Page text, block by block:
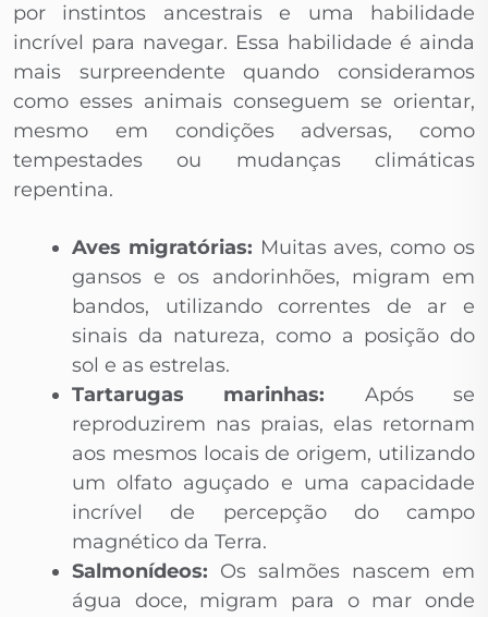
por instintos ancestrais e uma habilidade
incrível para navegar. Essa habilidade é ainda
mais surpreendente quando consideramos
como esses animais conseguem se orientar,
mesmo em condições adversas, como
tempestades ou mudanças climáticas
repentina.
Aves migratórias: Muitas aves, como os
gansos e os andorinhões, migram em
bandos, utilizando correntes de ar e
sinais da natureza, como a posição do
sol e as estrelas.
Tartarugas marinhas: Após se
reproduzirem nas praias, elas retornam
aos mesmos locais de origem, utilizando
um olfato aguçado e uma capacidade
incrível de percepção do campo
magnético da Terra.
Salmonídeos: Os salmões nascem em
água doce, migram para o mar onde